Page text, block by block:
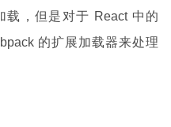
载，但是对于 React 中的
的扩展加载器来处理